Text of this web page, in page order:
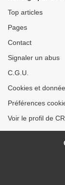
Top articles
Pages
Contact
Signaler un abus
C.G.U.
Cookies et
Préférences
Voir le profil de